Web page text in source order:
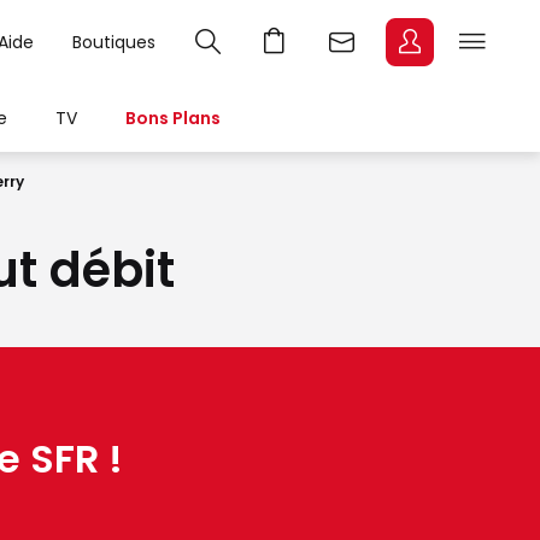
Boutiques
TV Bons Plans
débit
!